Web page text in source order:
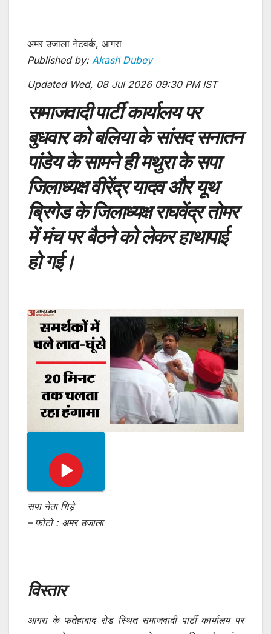
अमर उजाला नेटवर्क, आगरा
Published by: Akash Dubey
Updated Wed, 08 Jul 2026 09:30 PM IST
समाजवादी पार्टी कार्यालय पर
बुधवार को बलिया के सांसद सनातन
पांडेय के सामने ही मथुरा के सपा
जिलाध्यक्ष वीरेंद्र यादव और यूथ
ब्रिगेड के जिलाध्यक्ष राघवेंद्र तोमर
में मंच पर बैठने को लेकर हाथापाई
हो गई।
सपा नेता भिड़े
– फोटो : अमर उजाला
विस्तार
आगरा के फतेहाबाद रोड स्थित समाजवादी पार्टी कार्यालय पर